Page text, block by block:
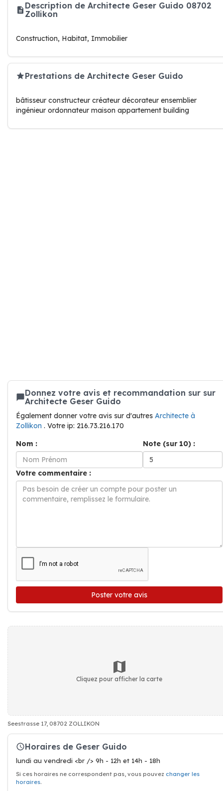
Description de Architecte Geser Guido 08702
Zollikon
Construction, Habitat, Immobilier
Prestations de Architecte Geser Guido
bâtisseur constructeur créateur décorateur ensemblier
ingénieur ordonnateur maison appartement building
Donnez votre avis et recommandation sur sur
Architecte Geser Guido
Également donner votre avis sur d'autres Architecte à
Zollikon . Votre ip: 216.73.216.170
Nom :
Note (sur 10) :
Votre commentaire :
Poster votre avis
Cliquez pour afficher la carte
Seestrasse 17, 08702 ZOLLIKON
Horaires de Geser Guido
lundi au vendredi <br /> 9h - 12h et 14h - 18h
Si ces horaires ne correspondent pas, vous pouvez changer les
horaires.